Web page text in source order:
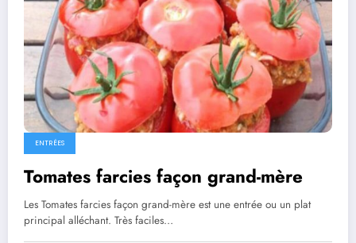
ENTRÉES
Tomates farcies façon grand-mère
Les Tomates farcies façon grand-mère est une entrée ou un plat
principal alléchant. Très faciles…